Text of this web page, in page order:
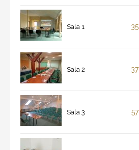
Sala 1 35
Sala 2 37
Sala 3 57